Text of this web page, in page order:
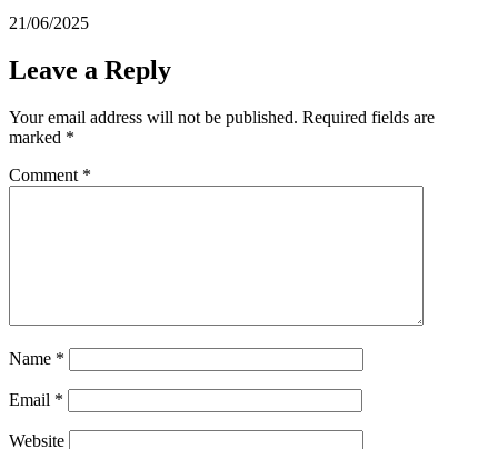
21/06/2025
Leave a Reply
Your email address will not be published. Required fields are
marked *
Comment *
Name *
Email *
Website